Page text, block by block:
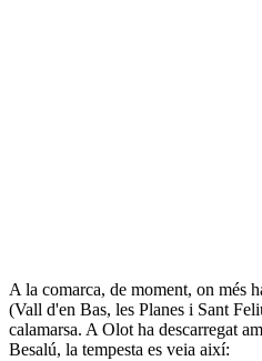
A la comarca, de moment, on més
(Vall d'en Bas, les Planes i Sant
calamarsa. A Olot ha descarregat
Besalú, la tempesta es veia així: